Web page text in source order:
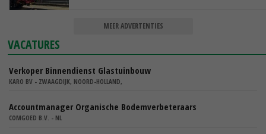
MEER ADVERTENTIES
VACATURES
Verkoper Binnendienst Glastuinbouw
KARO BV - ZWAAGDIJK, NOORD-HOLLAND,
Accountmanager Organische Bodemverbeteraars
COMGOED B.V. - NL